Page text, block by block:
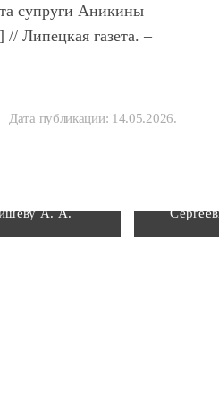
супруги Аникины
Липецкая газета. –
Дата публикации: 14.05.2026.
А. А.